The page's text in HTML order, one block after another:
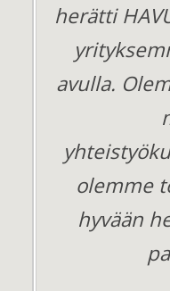
herätti
avulla.
olemme
hyvään